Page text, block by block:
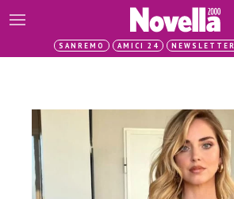
SANREMO AMICI 24 NEWSLETTER